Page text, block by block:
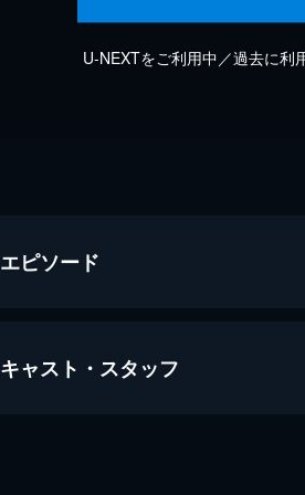
U-NEXTをご利用中／過去に利
エピソード
Ngeke
キャスト・スタッフ